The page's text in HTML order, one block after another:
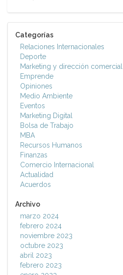
Categorías
Relaciones Internacionales
Deporte
Marketing y dirección comercial
Emprende
Opiniones
Medio Ambiente
Eventos
Marketing Digital
Bolsa de Trabajo
MBA
Recursos Humanos
Finanzas
Comercio Internacional
Actualidad
Acuerdos
Archivo
marzo 2024
febrero 2024
noviembre 2023
octubre 2023
abril 2023
febrero 2023